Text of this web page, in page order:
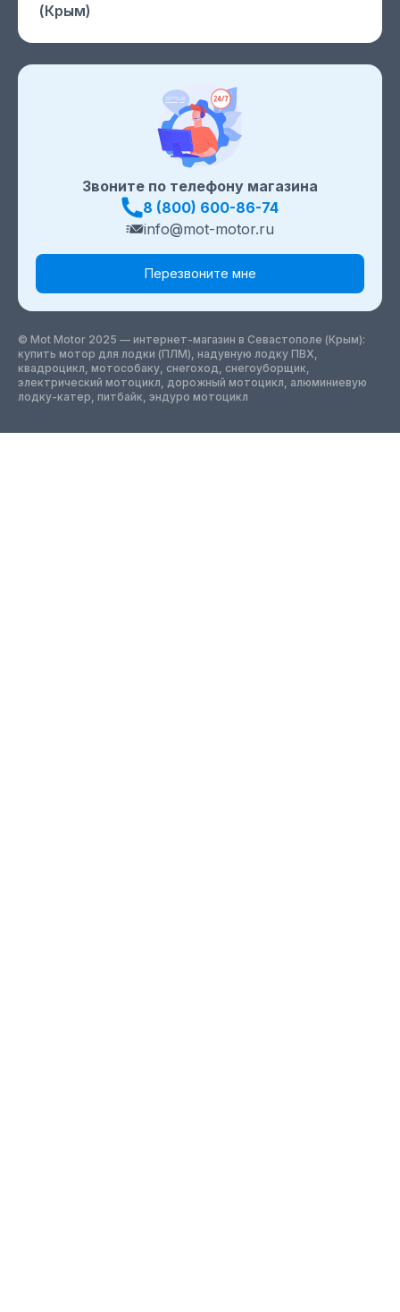
Звоните по телефону магазина
8 (800) 600-86-74
info@mot-motor.ru
Перезвоните мне
(Крым)
© Mot Motor 2025 — интернет-магазин в Севастополе (Крым):
купить мотор для лодки (ПЛМ), надувную лодку ПВХ,
квадроцикл, мотособаку, снегоход, снегоуборщик,
электрический мотоцикл, дорожный мотоцикл, алюминиевую
лодку-катер, питбайк, эндуро мотоцикл